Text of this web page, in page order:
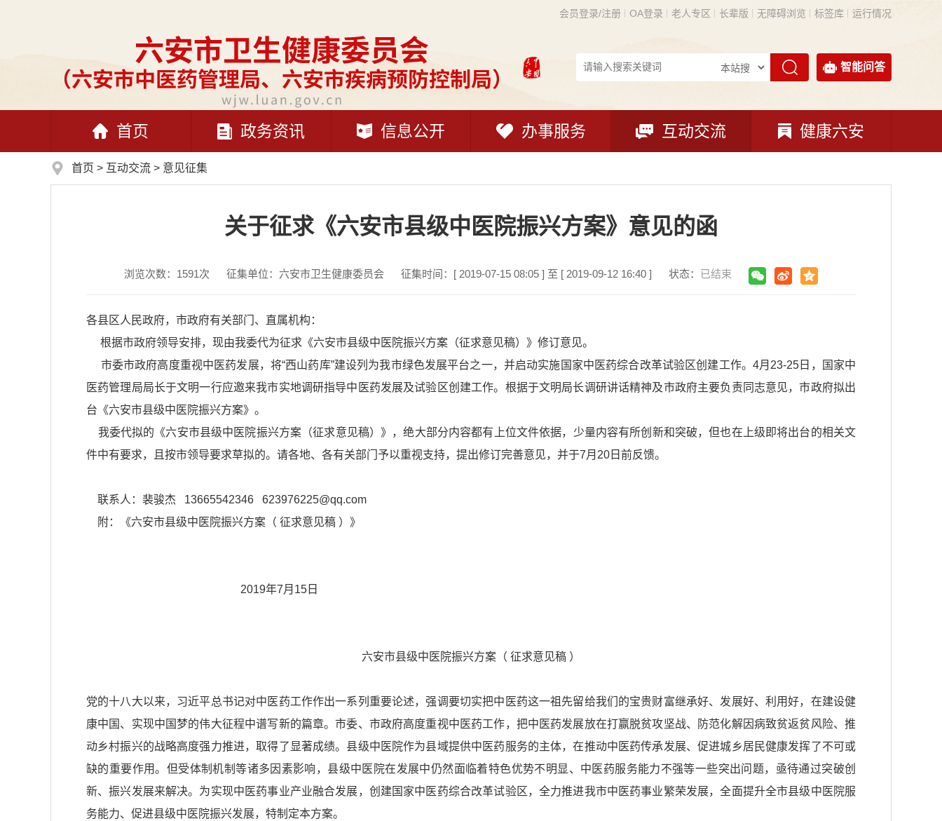
会员登录/注册 OA登录 老人专区 长辈版 无障碍浏览 标签库 运行情况
智能问答
首页 政务资讯 信息公开 办事服务 互动交流 健康六安
首页 > 互动交流 > 意见征集
关于征求《六安市县级中医院振兴方案》意见的函
浏览次数： 1591次 征集单位：六安市卫生健康委员会 征集时间：[ 2019-07-15 08:05 ] 至 [ 2019-09-12 16:40 ] 状态： 已结束
各县区人民政府，市政府有关部门、直属机构：
根据市政府领导安排，现由我委代为征求《六安市县级中医院振兴方案（征求意见稿）》修订意见。
市委市政府高度重视中医药发展，将“西山药库”建设列为我市绿色发展平台之一，并启动实施国家中医药综合改革试验区创建工作。4月23-25日，国家中
医药管理局局长于文明一行应邀来我市实地调研指导中医药发展及试验区创建工作。根据于文明局长调研讲话精神及市政府主要负责同志意见，市政府拟出
台《六安市县级中医院振兴方案》。
我委代拟的《六安市县级中医院振兴方案（征求意见稿）》，绝大部分内容都有上位文件依据，少量内容有所创新和突破，但也在上级即将出台的相关文
件中有要求，且按市领导要求草拟的。请各地、各有关部门予以重视支持，提出修订完善意见，并于7月20日前反馈。
联系人：裴骏杰 13665542346 623976225@qq.com
附：《六安市县级中医院振兴方案（ 征求意见稿 ）》
2019年7月15日
六安市县级中医院振兴方案（ 征求意见稿 ）
党的十八大以来，习近平总书记对中医药工作作出一系列重要论述，强调要切实把中医药这一祖先留给我们的宝贵财富继承好、发展好、利用好，在建设健
康中国、实现中国梦的伟大征程中谱写新的篇章。市委、市政府高度重视中医药工作，把中医药发展放在打赢脱贫攻坚战、防范化解因病致贫返贫风险、推
动乡村振兴的战略高度强力推进，取得了显著成绩。县级中医院作为县域提供中医药服务的主体，在推动中医药传承发展、促进城乡居民健康发挥了不可或
缺的重要作用。但受体制机制等诸多因素影响，县级中医院在发展中仍然面临着特色优势不明显、中医药服务能力不强等一些突出问题，亟待通过突破创
新、振兴发展来解决。为实现中医药事业产业融合发展，创建国家中医药综合改革试验区，全力推进我市中医药事业繁荣发展，全面提升全市县级中医院服
务能力、促进县级中医院振兴发展，特制定本方案。